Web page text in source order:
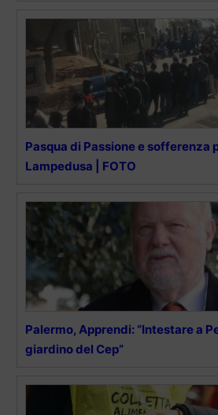
Pasqua di Passione e sofferenza
Lampedusa | FOTO
Palermo, Apprendi: “Intestare a
giardino del Cep”